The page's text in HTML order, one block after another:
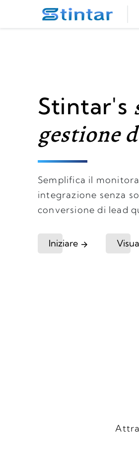
Stintar's
gestione
Semplifica il
integrazione senza
conversione di lead
Iniziare